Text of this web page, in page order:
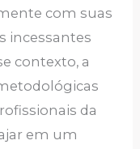
com suas
incessantes
contexto, a
da
em um